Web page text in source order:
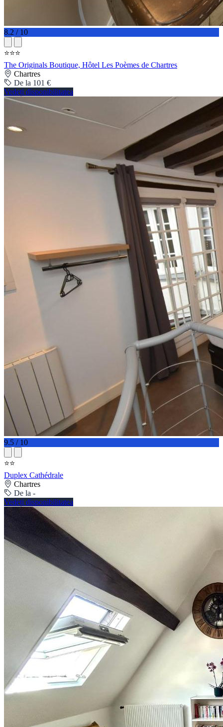
8.2 / 10
⭐⭐⭐
The Originals Boutique, Hôtel Les Poèmes de Chartres
Chartres
De la 101 €
Vedeți disponibilitatea
9.5 / 10
⭐⭐
Duplex Cathédrale
Chartres
De la -
Vedeți disponibilitatea